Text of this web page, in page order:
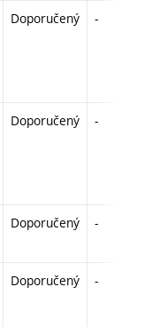
Doporučený -
Doporučený -
Doporučený -
Doporučený -